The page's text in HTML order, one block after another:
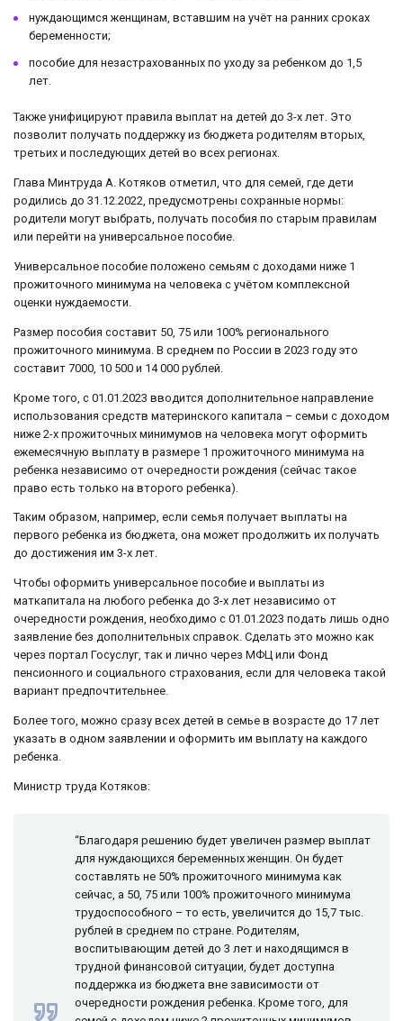
нуждающимся женщинам, вставшим на учёт на ранних сроках
беременности;
пособие для незастрахованных по уходу за ребенком до 1,5
лет.
Также унифицируют правила выплат на детей до 3-х лет. Это
позволит получать поддержку из бюджета родителям вторых,
третьих и последующих детей во всех регионах.
Глава Минтруда А. Котяков отметил, что для семей, где дети
родились до 31.12.2022, предусмотрены сохранные нормы:
родители могут выбрать, получать пособия по старым правилам
или перейти на универсальное пособие.
Универсальное пособие положено семьям с доходами ниже 1
прожиточного минимума на человека с учётом комплексной
оценки нуждаемости.
Размер пособия составит 50, 75 или 100% регионального
прожиточного минимума. В среднем по России в 2023 году это
составит 7000, 10 500 и 14 000 рублей.
Кроме того, с 01.01.2023 вводится дополнительное направление
использования средств материнского капитала – семьи с доходом
ниже 2-х прожиточных минимумов на человека могут оформить
ежемесячную выплату в размере 1 прожиточного минимума на
ребенка независимо от очередности рождения (сейчас такое
право есть только на второго ребенка).
Таким образом, например, если семья получает выплаты на
первого ребенка из бюджета, она может продолжить их получать
до достижения им 3-х лет.
Чтобы оформить универсальное пособие и выплаты из
маткапитала на любого ребенка до 3-х лет независимо от
очередности рождения, необходимо с 01.01.2023 подать лишь одно
заявление без дополнительных справок. Сделать это можно как
через портал Госуслуг, так и лично через МФЦ или Фонд
пенсионного и социального страхования, если для человека такой
вариант предпочтительнее.
Более того, можно сразу всех детей в семье в возрасте до 17 лет
указать в одном заявлении и оформить им выплату на каждого
ребенка.
Министр труда Котяков:
“Благодаря решению будет увеличен размер выплат
для нуждающихся беременных женщин. Он будет
составлять не 50% прожиточного минимума как
сейчас, а 50, 75 или 100% прожиточного минимума
трудоспособного – то есть, увеличится до 15,7 тыс.
рублей в среднем по стране. Родителям,
воспитывающим детей до 3 лет и находящимся в
трудной финансовой ситуации, будет доступна
поддержка из бюджета вне зависимости от
очередности рождения ребенка. Кроме того, для